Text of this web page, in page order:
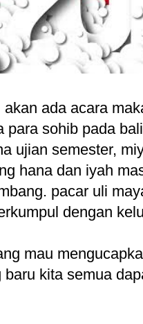
ada acara
para sohib pada
ujian semester,
hana dan iyah
pacar uli
dengan
mau
kita semua